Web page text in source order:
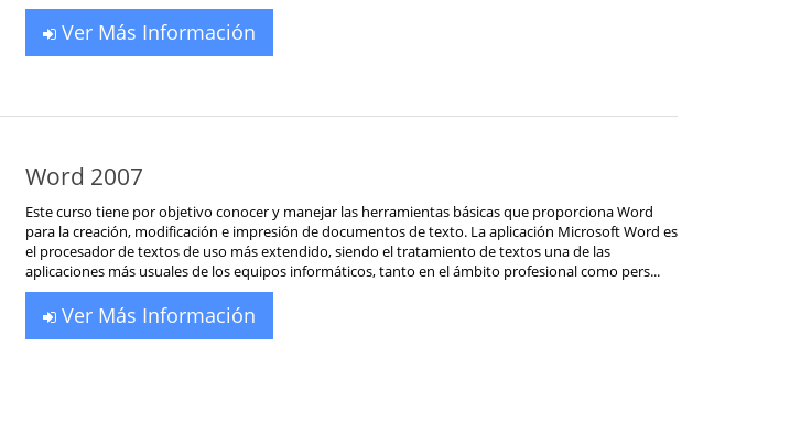
Ver Más Información
Word 2007
Este curso tiene por objetivo conocer y manejar las herramientas básicas que proporciona Word
para la creación, modificación e impresión de documentos de texto. La aplicación Microsoft Word es
el procesador de textos de uso más extendido, siendo el tratamiento de textos una de las
aplicaciones más usuales de los equipos informáticos, tanto en el ámbito profesional como pers...
Ver Más Información